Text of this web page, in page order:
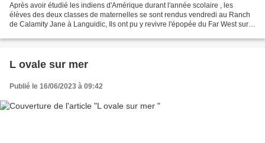
Après avoir étudié les indiens d'Amérique durant l'année scolaire , les
élèves des deux classes de maternelles se sont rendus vendredi au Ranch
de Calamity Jane à Languidic, Ils ont pu y revivre l'épopée du Far West sur
L ovale sur mer
Publié le 16/06/2023 à 09:42